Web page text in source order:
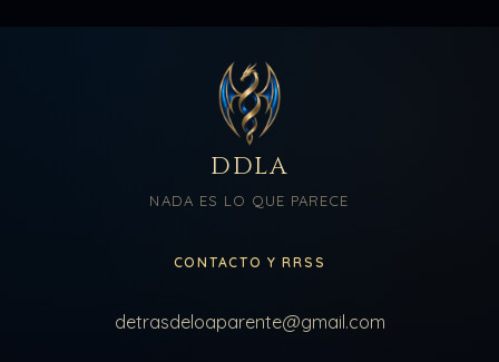
DDLA
NADA ES LO QUE PARECE
CONTACTO Y RRSS
detrasdeloaparente@gmail.com